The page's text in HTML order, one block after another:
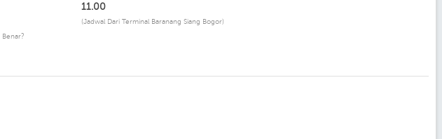
Benar?
11.00
(Jadwal Dari Terminal Baranang Siang Bogor)